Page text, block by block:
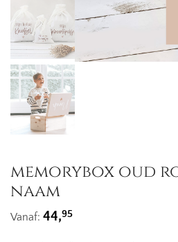
memorybox oud
naam
Vanaf: 44,95